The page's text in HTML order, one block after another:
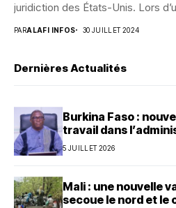
juridiction des États-Unis. Lors
PARALAFI INFOS 30 JUILLET 2024
Dernières Actualités
Burkina Faso :
travail dans
5 JUILLET 2026
Mali : une nouvelle
secoue le nord et le